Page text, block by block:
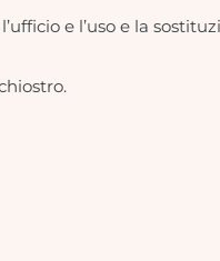
e l’uso e la